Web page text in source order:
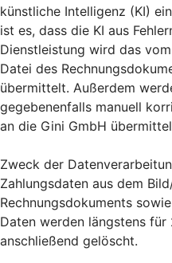
künstliche Intelligenz (KI)
ist es, dass die KI aus
Dienstleistung wird das
Datei des
übermittelt. Außerdem
gegebenenfalls manuell
an die Gini GmbH
Zweck der
Zahlungsdaten aus dem
Rechnungsdokuments
Daten werden längstens
anschließend gelöscht.